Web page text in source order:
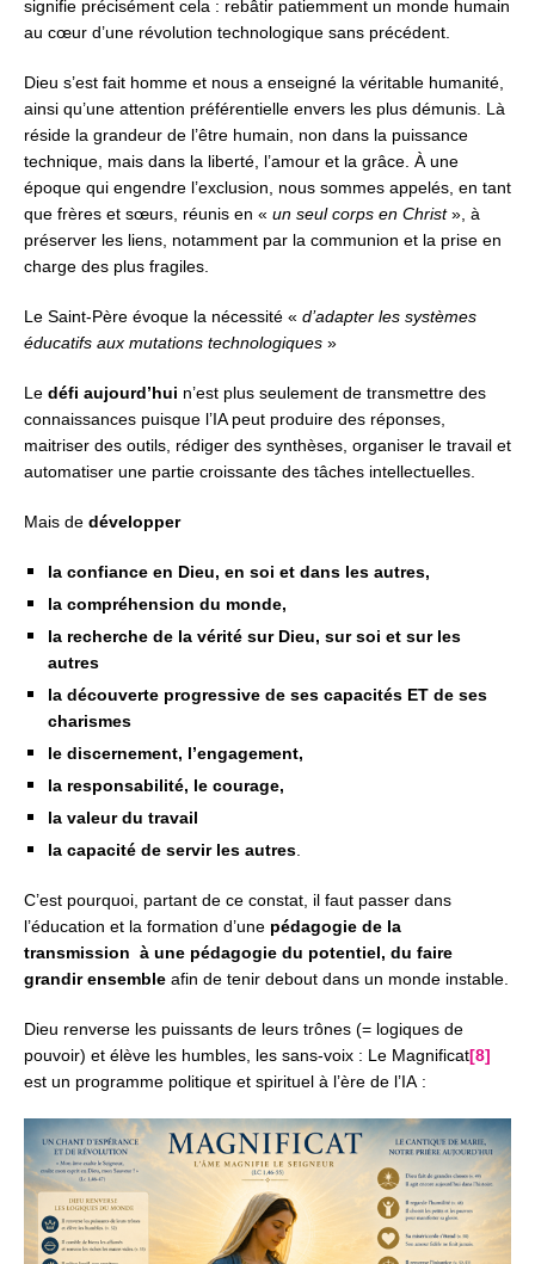
signifie précisément cela : rebâtir patiemment un monde humain
au cœur d’une révolution technologique sans précédent.
Dieu s’est fait homme et nous a enseigné la véritable humanité,
ainsi qu’une attention préférentielle envers les plus démunis. Là
réside la grandeur de l’être humain, non dans la puissance
technique, mais dans la liberté, l’amour et la grâce. À une
époque qui engendre l’exclusion, nous sommes appelés, en tant
que frères et sœurs, réunis en « un seul corps en Christ», à
préserver les liens, notamment par la communion et la prise en
charge des plus fragiles.
Le Saint-Père évoque la nécessité « d’adapter les systèmes
éducatifs aux mutations technologiques »
Le défi aujourd’hui n’est plus seulement de transmettre des
connaissances puisque l’IA peut produire des réponses,
maitriser des outils, rédiger des synthèses, organiser le travail et
automatiser une partie croissante des tâches intellectuelles.
Mais de développer
la confiance en Dieu, en soi et dans les autres,
la compréhension du monde,
la recherche de la vérité sur Dieu, sur soi et sur les
autres
la découverte progressive de ses capacités ET de ses
charismes
le discernement, l’engagement,
la responsabilité, le courage,
la valeur du travail
la capacité de servir les autres
C’est pourquoi, partant de ce constat, il faut passer dans
l’éducation et la formation d’une pédagogie de la
transmission à une pédagogie du potentiel, du faire
grandir ensemble afin de tenir debout dans un monde instable.
Dieu renverse les puissants de leurs trônes (= logiques de
pouvoir) et élève les humbles, les sans-voix : Le Magnificat[8]
est un programme politique et spirituel à l’ère de l’IA :